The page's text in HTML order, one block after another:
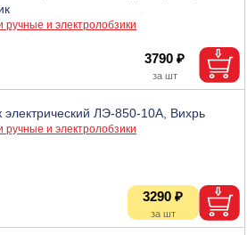
ручные и электролобзики
3790 ₽
электрический ЛЭ-850-10А, Вихрь
ручные и электролобзики
3290 ₽